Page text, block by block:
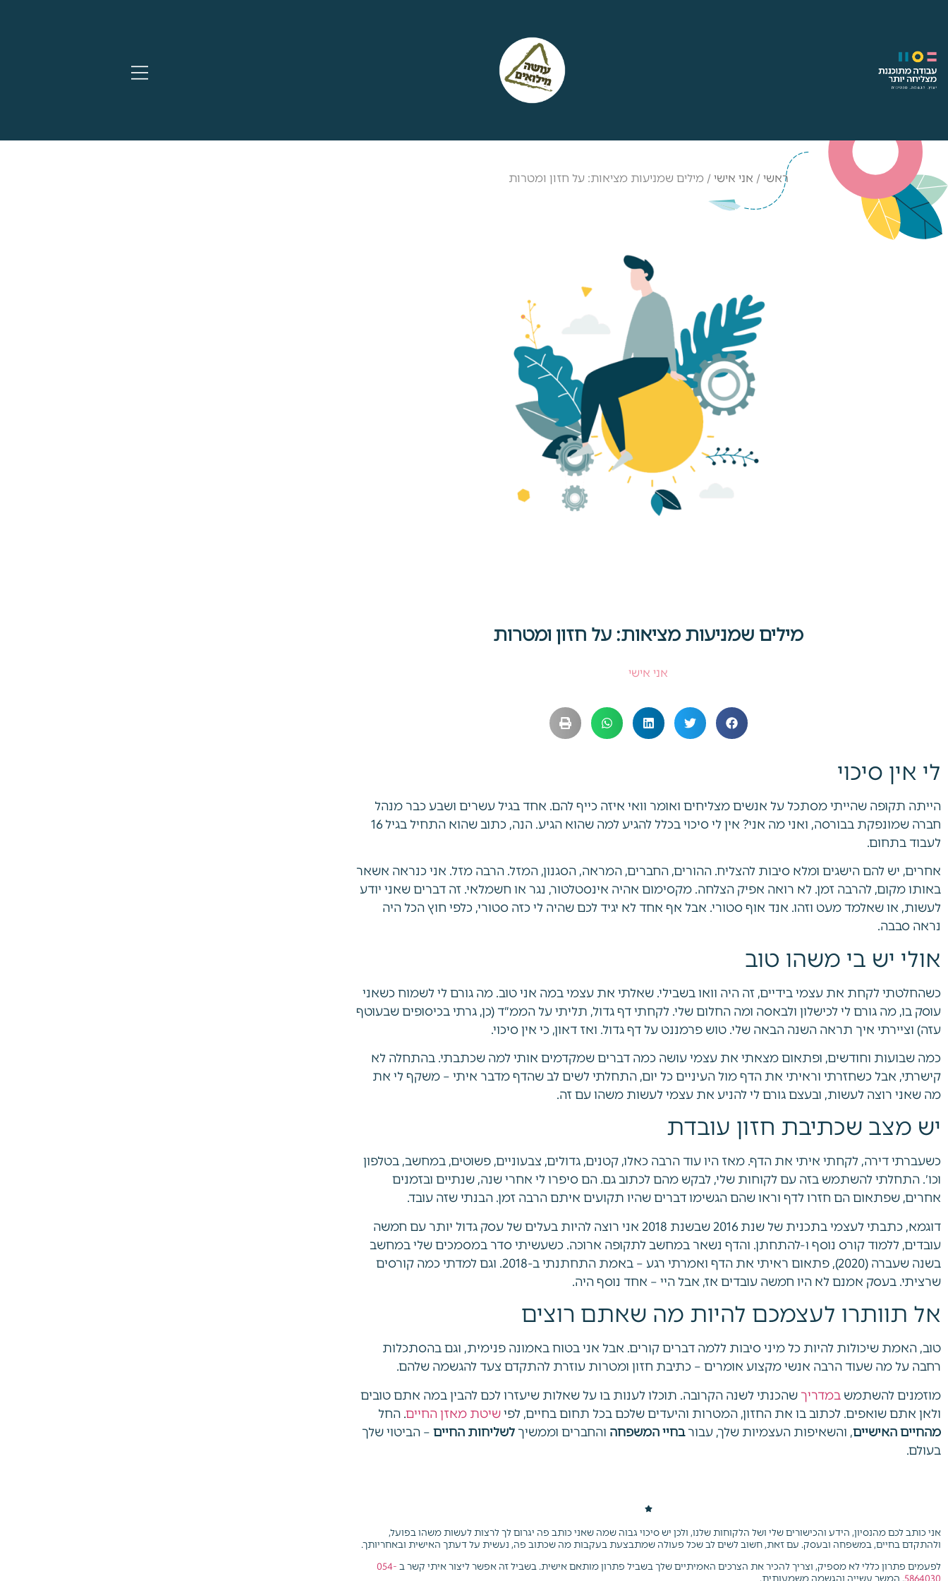
ראשי / אני אישי / מילים שמניעות מציאות: על חזון ומטרות
מילים שמניעות מציאות: על חזון ומטרות
אני אישי
לי אין סיכוי
הייתה תקופה שהייתי מסתכל על אנשים מצליחים ואומר וואי איזה כייף להם. אחד בגיל עשרים ושבע כבר מנהל
חברה שמונפקת בבורסה, ואני מה אני? אין לי סיכוי בכלל להגיע למה שהוא הגיע. הנה, כתוב שהוא התחיל בגיל 16
לעבוד בתחום.
אחרים, יש להם הישגים ומלא סיבות להצליח. ההורים, החברים, המראה, הסגנון, המזל. הרבה מזל. אני כנראה אשאר
באותו מקום, להרבה זמן. לא רואה אפיק הצלחה. מקסימום אהיה אינסטלטור, נגר או חשמלאי. זה דברים שאני יודע
לעשות, או שאלמד מעט וזהו. אנד אוף סטורי. אבל אף אחד לא יגיד לכם שהיה לי כזה סטורי, כלפי חוץ הכל היה
נראה סבבה.
אולי יש בי משהו טוב
כשהחלטתי לקחת את עצמי בידיים, זה היה וואו בשבילי. שאלתי את עצמי במה אני טוב. מה גורם לי לשמוח כשאני
עוסק בו, מה גורם לי לכישלון ולבאסה ומה החלום שלי. לקחתי דף גדול, תליתי על הממ״ד (כן, גרתי בכיסופים שבעוטף
עזה) וציירתי איך תראה השנה הבאה שלי. טוש פרמננט על דף גדול. ואז דאון, כי אין סיכוי.
כמה שבועות וחודשים, ופתאום מצאתי את עצמי עושה כמה דברים שמקדמים אותי למה שכתבתי. בהתחלה לא
קישרתי, אבל כשחזרתי וראיתי את הדף מול העיניים כל יום, התחלתי לשים לב שהדף מדבר איתי – משקף לי את
מה שאני רוצה לעשות, ובעצם גורם לי להניע את עצמי לעשות משהו עם זה.
יש מצב שכתיבת חזון עובדת
כשעברתי דירה, לקחתי איתי את הדף. מאז היו עוד הרבה כאלו, קטנים, גדולים, צבעוניים, פשוטים, במחשב, בטלפון
וכו׳. התחלתי להשתמש בזה עם לקוחות שלי, לבקש מהם לכתוב גם. הם סיפרו לי אחרי שנה, שנתיים ובזמנים
אחרים, שפתאום הם חזרו לדף וראו שהם הגשימו דברים שהיו תקועים איתם הרבה זמן. הבנתי שזה עובד.
דוגמא, כתבתי לעצמי בתכנית של שנת 2016 שבשנת 2018 אני רוצה להיות בעלים של עסק גדול יותר עם חמשה
עובדים, ללמוד קורס נוסף ו-להתחתן. והדף נשאר במחשב לתקופה ארוכה. כשעשיתי סדר במסמכים שלי במחשב
בשנה שעברה (2020), פתאום ראיתי את הדף ואמרתי רגע – באמת התחתנתי ב-2018. וגם למדתי כמה קורסים
שרציתי. בעסק אמנם לא היו חמשה עובדים אז, אבל היי – אחד נוסף היה.
אל תוותרו לעצמכם להיות מה שאתם רוצים
טוב, האמת שיכולות להיות כל מיני סיבות ללמה דברים קורים. אבל אני בטוח באמונה פנימית, וגם בהסתכלות
רחבה על מה שעוד הרבה אנשי מקצוע אומרים – כתיבת חזון ומטרות עוזרת להתקדם צעד להגשמה שלהם.
מוזמנים להשתמש במדריך שהכנתי לשנה הקרובה. תוכלו לענות בו על שאלות שיעזרו לכם להבין במה אתם טובים
ולאן אתם שואפים. לכתוב בו את החזון, המטרות והיעדים שלכם בכל תחום בחיים, לפישיטת מאזן החיים. החל
מהחיים האישיים, והשאיפות העצמיות שלך, עבורבחיי המשפחה והחברים וממשיךלשליחות החיים – הביטוי שלך
בעולם.
אני כותב לכם מהנסיון, הידע והכישורים שלי ושל הלקוחות שלנו, ולכן יש סיכוי גבוה שמה שאני כותב פה יגרום לך לרצות לעשות משהו בפועל,
ולהתקדם בחיים, במשפחה ובעסק. עם זאת, חשוב לשים לב שכל פעולה שמתבצעת בעקבות מה שכתוב פה, נעשית על דעתך האישית ובאחריותך.
לפעמים פתרון כללי לא מספיק, וצריך להכיר את הצרכים האמיתיים שלך בשביל פתרון מותאם אישית.בשביל זה אפשר ליצור איתי קשר ב 054-
5864030. המשך עשייה והגשמה משמעותית.